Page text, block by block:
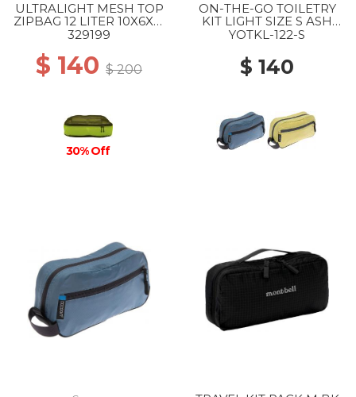
ULTRALIGHT MESH TOP
ZIPBAG 12 LITER 10X6X21
INCH --
329199
$ 140 $ 200
30% Off
ON-THE-GO TOILETRY
KIT LIGHT SIZE S ASH
BLUE
YOTKL-122-S
$ 140